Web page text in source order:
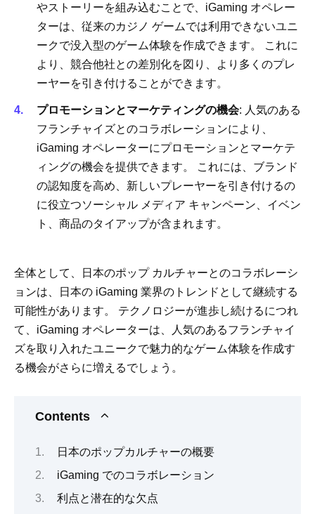
やストーリーを組み込むことで、iGaming オペレー
ターは、従来のカジノ ゲームでは利用できないユニ
ークで没入型のゲーム体験を作成できます。 これに
より、競合他社との差別化を図り、より多くのプレ
ーヤーを引き付けることができます。
プロモーションとマーケティングの機会: 人気のある
フランチャイズとのコラボレーションにより、
iGaming オペレーターにプロモーションとマーケテ
ィングの機会を提供できます。 これには、ブランド
の認知度を高め、新しいプレーヤーを引き付けるの
に役立つソーシャル メディア キャンペーン、イベン
ト、商品のタイアップが含まれます。
全体として、日本のポップ カルチャーとのコラボレーシ
ョンは、日本の iGaming 業界のトレンドとして継続する
可能性があります。 テクノロジーが進歩し続けるにつれ
て、iGaming オペレーターは、人気のあるフランチャイ
ズを取り入れたユニークで魅力的なゲーム体験を作成す
る機会がさらに増えるでしょう。
Contents
日本のポップカルチャーの概要
iGaming でのコラボレーション
利点と潜在的な欠点